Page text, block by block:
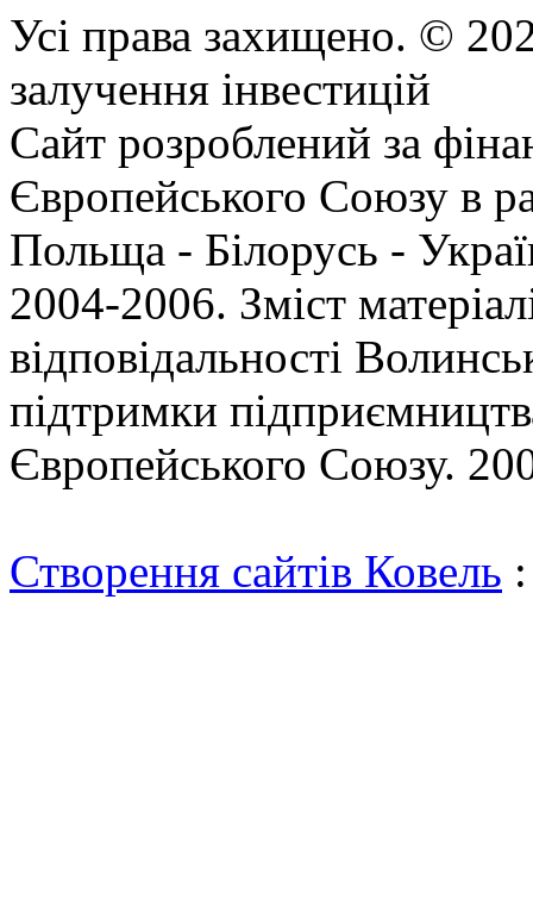
Усі права захищено. ©
залучення інвестицій
Сайт розроблений за
Європейського Союзу в
Польща - Білорусь -
2004-2006. Зміст
відповідальності
підтримки
Європейського Союзу.
Створення сайтів Ковель